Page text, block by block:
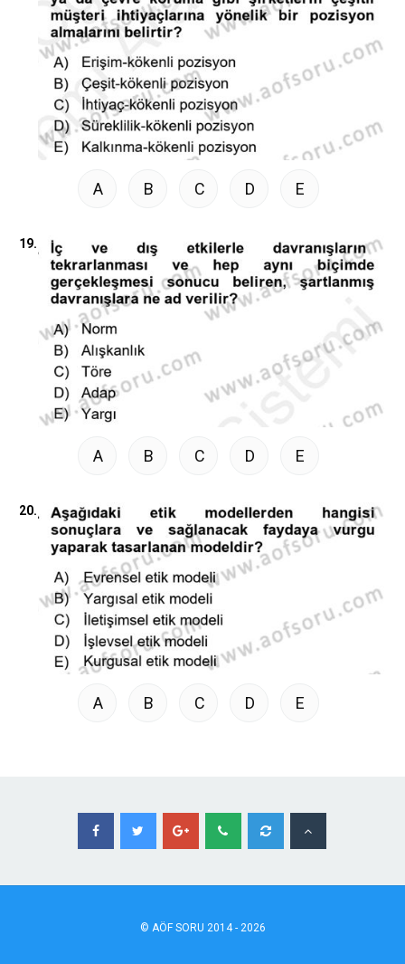
A B C D E
19.
A B C D E
20.
A B C D E
© AÖFSORU 2014 - 2026